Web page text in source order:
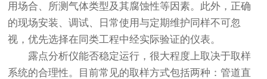
用场合、所测气体类型及其腐蚀性等因素。此外，正确
的现场安装、调试、日常使用与定期维护同样不可忽
视，优先选择在同类工程中经实际验证的仪表。
露点分析仪能否稳定运行，很大程度上取决于取样
系统的合理性。目前常见的取样方式包括两种：管道直